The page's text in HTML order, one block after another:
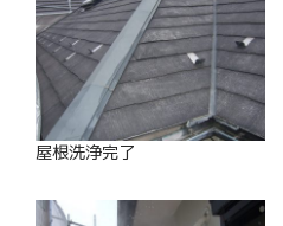
屋根洗浄完了